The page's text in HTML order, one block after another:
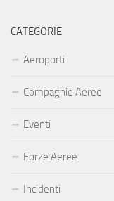
CATEGORIE
Aeroporti
Compagnie Aeree
Eventi
Forze Aeree
Incidenti